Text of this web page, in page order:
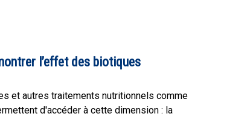
l’effet des biotiques
et autres traitements nutritionnels comme
d'accéder à cette dimension : la